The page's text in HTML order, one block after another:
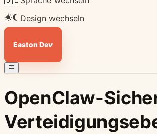
Design wechseln
Easton Dev
OpenClaw-